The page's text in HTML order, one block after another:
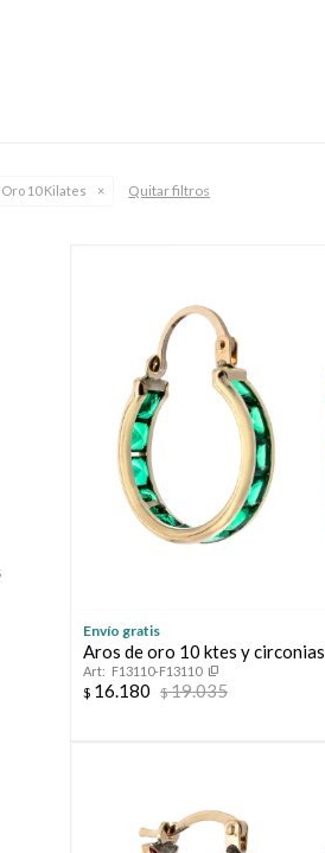
Oro 10 Kilates Quitar filtros
Envío gratis
Aros de oro 10 ktes y circonias
F13110-F13110
$ 16.180 $19.035